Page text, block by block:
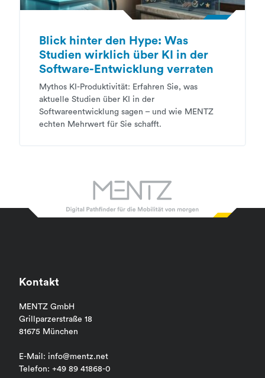
Blick hinter den Hype: Was
Studien wirklich über KI in der
Software-Entwicklung verraten
Mythos KI-Produktivität: Erfahren Sie, was
aktuelle Studien über KI in der
Softwareentwicklung sagen – und wie MENTZ
echten Mehrwert für Sie schafft.
Kontakt
MENTZ GmbH
Grillparzerstraße 18
81675 München
E-Mail: info@mentz.net
Telefon: +49 89 41868-0